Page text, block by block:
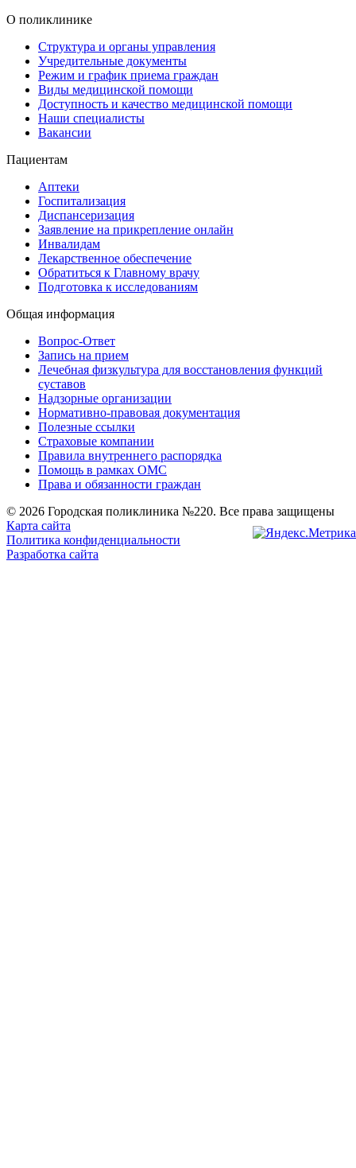
О поликлинике
Структура и органы управления
Учредительные документы
Режим и график приема граждан
Виды медицинской помощи
Доступность и качество медицинской помощи
Наши специалисты
Вакансии
Пациентам
Аптеки
Госпитализация
Диспансеризация
Заявление на прикрепление онлайн
Инвалидам
Лекарственное обеспечение
Обратиться к Главному врачу
Подготовка к исследованиям
Общая информация
Вопрос-Ответ
Запись на прием
Лечебная физкультура для восстановления функций
суставов
Надзорные организации
Нормативно-правовая документация
Полезные ссылки
Страховые компании
Правила внутреннего распорядка
Помощь в рамках ОМС
Права и обязанности граждан
© 2026 Городская поликлиника №220. Все права защищены
Карта сайта
Политика конфиденциальности
Разработка сайта